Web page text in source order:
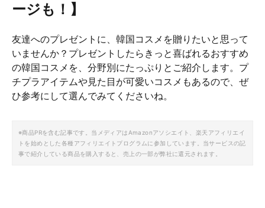
ージも！】
友達へのプレゼントに、韓国コスメを贈りたいと思って
いませんか？プレゼントしたらきっと喜ばれるおすすめ
の韓国コスメを、分野別にたっぷりとご紹介します。プ
チプラアイテムや見た目が可愛いコスメもあるので、ぜ
ひ参考にして選んでみてくださいね。
※商品PRを含む記事です。当メディアはAmazonアソシエイト、楽天アフィリエイ
トを始めとした各種アフィリエイトプログラムに参加しています。当サービスの記
事で紹介している商品を購入すると、売上の一部が弊社に還元されます。